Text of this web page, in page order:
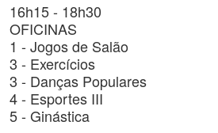
16h15 - 18h30
OFICINAS
1 - Jogos de Salão
3 - Exercícios
3 - Danças Populares
4 - Esportes III
5 - Ginástica